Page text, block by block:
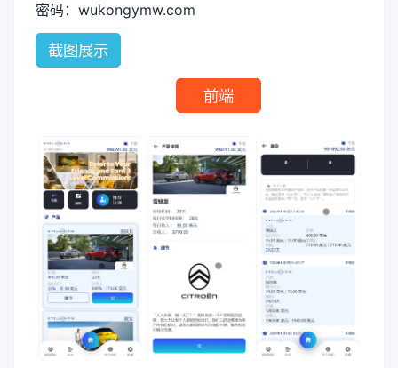
密码：wukongymw.com
截图展示
前端